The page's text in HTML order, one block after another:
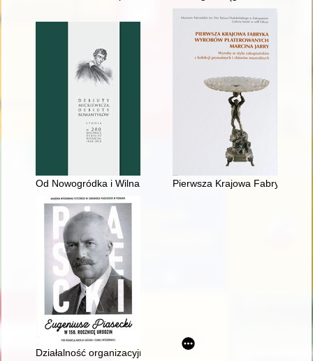
Od Nowogródka i Wilna do Stambułu : wielkie powroty
Pierwsza Krajowa Fabryka
Działalność organizacyjno-sportowa Eugeniusza Piaseckiego